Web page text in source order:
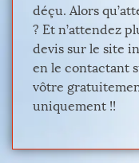
déçu. Alors
? Et n’attendez
devis sur le site
en le contactant
vôtre
uniquement !!